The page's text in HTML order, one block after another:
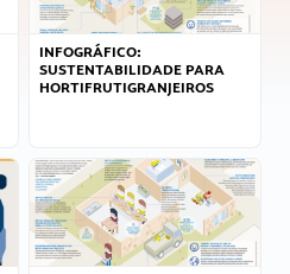
INFOGRÁFICO:
SUSTENTABILIDADE PARA
HORTIFRUTIGRANJEIROS